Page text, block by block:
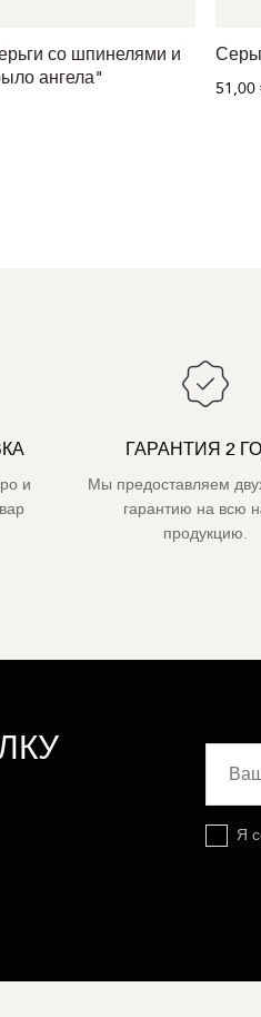
со шпинелями и
ангела"
51,00
и
ГАРАНТИЯ 2
Мы предоставляем
гарантию на всю
продукцию.
Я